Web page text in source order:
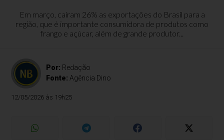
Em março, caíram 26% as exportações do Brasil para a
região, que é importante consumidora de produtos como
frango e açúcar, além de grande produtor...
Por: Redação
Fonte: Agência Dino
12/05/2026 às 19h25